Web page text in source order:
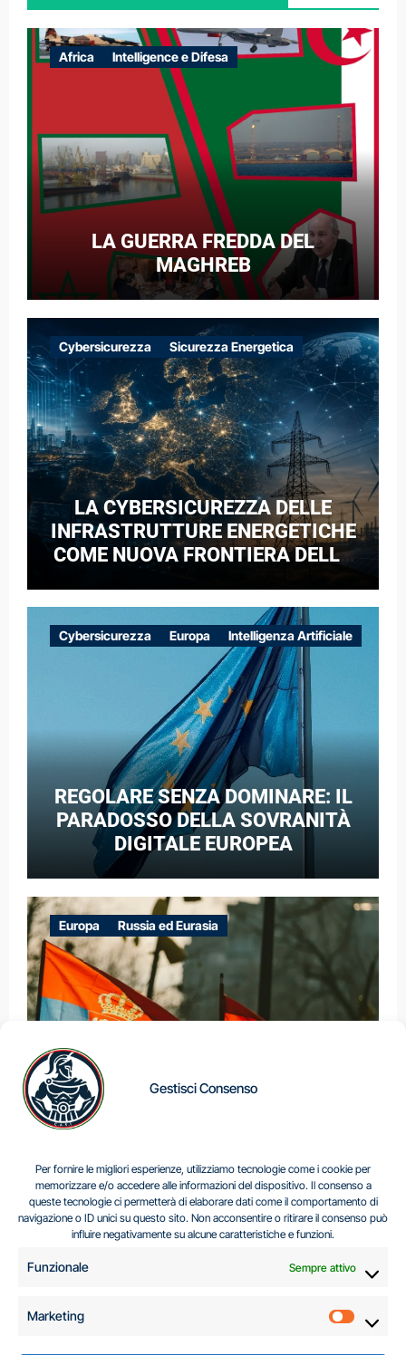
Gestisci Consenso
Per fornire le migliori esperienze, utilizziamo tecnologie come i cookie per
memorizzare e/o accedere alle informazioni del dispositivo. Il consenso a
queste tecnologie ci permetterà di elaborare dati come il comportamento di
navigazione o ID unici su questo sito. Non acconsentire o ritirare il consenso può
influire negativamente su alcune caratteristiche e funzioni.
Funzionale Sempre attivo
Marketing
Africa Intelligence e Difesa
LA GUERRA FREDDA DEL
MAGHREB
Cybersicurezza Sicurezza Energetica
LA CYBERSICUREZZA DELLE
INFRASTRUTTURE ENERGETICHE
COME NUOVA FRONTIERA DELLA
CASO DELLE RETI ELETTRICHE
EUROPEE NEL CONTESTO DELLA
GUERRA IBRIDA
Cybersicurezza Europa Intelligenza Artificiale
REGOLARE SENZA DOMINARE: IL
PARADOSSO DELLA SOVRANITÀ
DIGITALE EUROPEA
Europa Russia ed Eurasia
Centro Analisi e Studi Italus © Tutti i diritti riservati